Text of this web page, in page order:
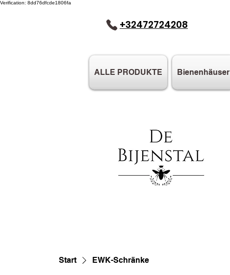
Verification: 8dd76dfcde1806fa
+32472724208
ALLE PRODUKTE Bienenhäuser
Start EWK-Schränke